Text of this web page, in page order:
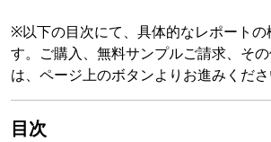
※以下の目次にて、具体的なレポートの
す。ご購入、無料サンプルご請求、そ
は、ページ上のボタンよりお進みくださ
目次